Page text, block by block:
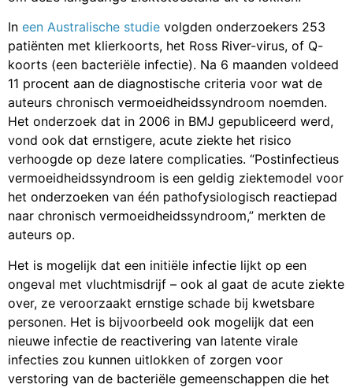
In een Australische studie volgden onderzoekers 253
patiënten met klierkoorts, het Ross River-virus, of Q-
koorts (een bacteriële infectie). Na 6 maanden voldeed
11 procent aan de diagnostische criteria voor wat de
auteurs chronisch vermoeidheidssyndroom noemden.
Het onderzoek dat in 2006 in BMJ gepubliceerd werd,
vond ook dat ernstigere, acute ziekte het risico
verhoogde op deze latere complicaties. “Postinfectieus
vermoeidheidssyndroom is een geldig ziektemodel voor
het onderzoeken van één pathofysiologisch reactiepad
naar chronisch vermoeidheidssyndroom,” merkten de
auteurs op.
Het is mogelijk dat een initiële infectie lijkt op een
ongeval met vluchtmisdrijf – ook al gaat de acute ziekte
over, ze veroorzaakt ernstige schade bij kwetsbare
personen. Het is bijvoorbeeld ook mogelijk dat een
nieuwe infectie de reactivering van latente virale
infecties zou kunnen uitlokken of zorgen voor
verstoring van de bacteriële gemeenschappen die het